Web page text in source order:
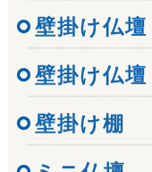
壁掛け仏壇
壁掛け仏壇
壁掛け棚